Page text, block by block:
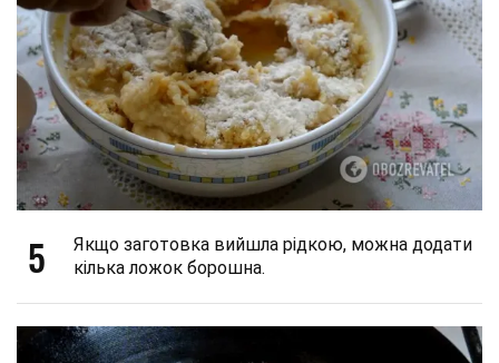
5
Якщо заготовка вийшла рідкою, можна додати
кілька ложок борошна.